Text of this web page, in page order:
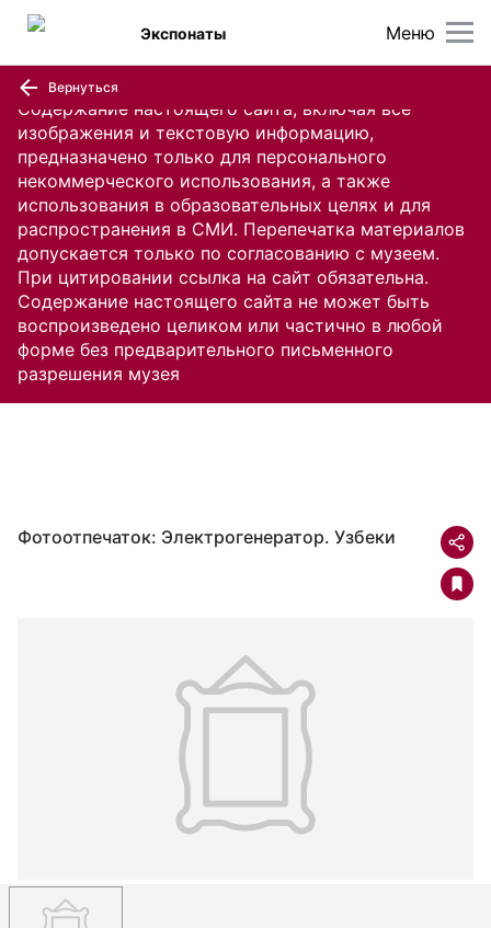
Содержание настоящего сайта, включая все
изображения и текстовую информацию,
предназначено только для персонального
некоммерческого использования, а также
использования в образовательных целях и для
распространения в СМИ. Перепечатка материалов
допускается только по согласованию с музеем.
При цитировании ссылка на сайт обязательна.
Содержание настоящего сайта не может быть
воспроизведено целиком или частично в любой
форме без предварительного письменного
разрешения музея
Меню
Экспонаты
Вернуться
Фотоотпечаток: Электрогенератор. Узбеки